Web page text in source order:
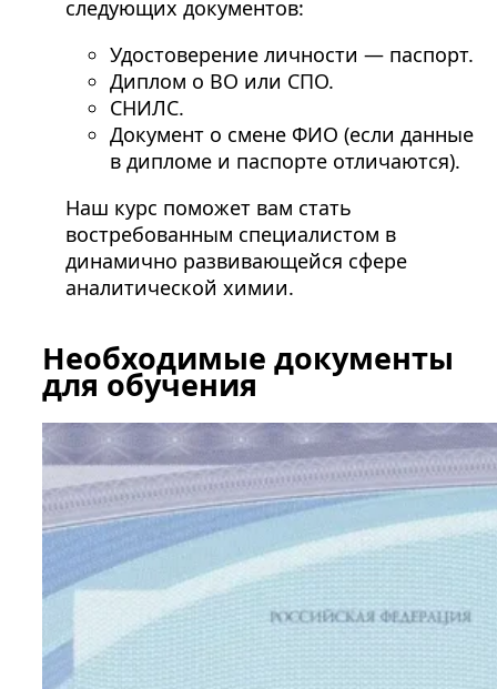
следующих документов:
Удостоверение личности — паспорт.
Диплом о ВО или СПО.
СНИЛС.
Документ о смене ФИО (если данные
в дипломе и паспорте отличаются).
Наш курс поможет вам стать
востребованным специалистом в
динамично развивающейся сфере
аналитической химии.
Необходимые документы
для обучения